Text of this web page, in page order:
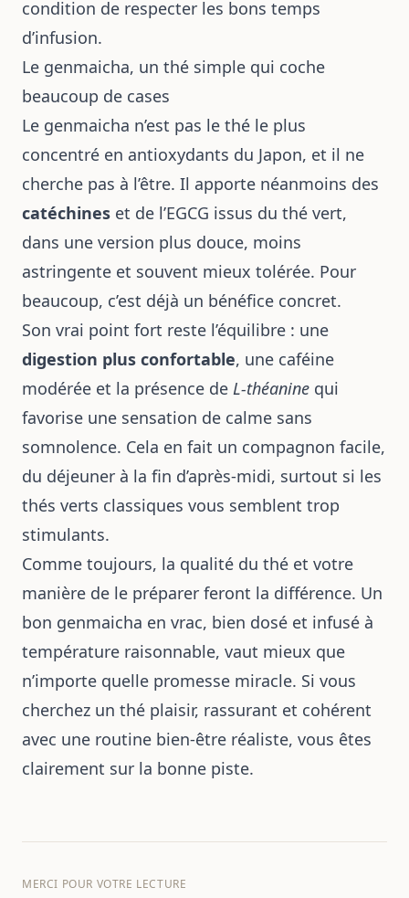
condition de respecter les bons temps
d’infusion.
Le genmaicha, un thé simple qui coche
beaucoup de cases
Le genmaicha n’est pas le thé le plus
concentré en antioxydants du Japon, et il ne
cherche pas à l’être. Il apporte néanmoins des
catéchines et de l’EGCG issus du thé vert,
dans une version plus douce, moins
astringente et souvent mieux tolérée. Pour
beaucoup, c’est déjà un bénéfice concret.
Son vrai point fort reste l’équilibre : une
digestion plus confortable, une caféine
modérée et la présence de L-théanine qui
favorise une sensation de calme sans
somnolence. Cela en fait un compagnon facile,
du déjeuner à la fin d’après-midi, surtout si les
thés verts classiques vous semblent trop
stimulants.
Comme toujours, la qualité du thé et votre
manière de le préparer feront la différence. Un
bon genmaicha en vrac, bien dosé et infusé à
température raisonnable, vaut mieux que
n’importe quelle promesse miracle. Si vous
cherchez un thé plaisir, rassurant et cohérent
avec une routine bien-être réaliste, vous êtes
clairement sur la bonne piste.
MERCI POUR VOTRE LECTURE